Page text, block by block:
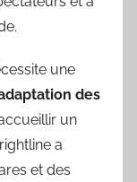
une
des
un
a
et des